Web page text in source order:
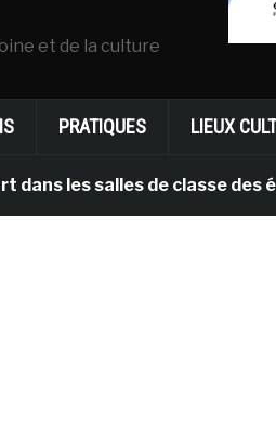
et de la culture
PRATIQUES LIEUX
les salles de classe des